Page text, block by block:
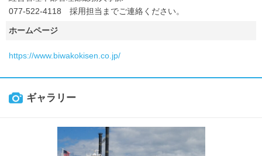
077-522-4118 採用担当までご連絡ください。
ホームページ
https://www.biwakokisen.co.jp/
ギャラリー